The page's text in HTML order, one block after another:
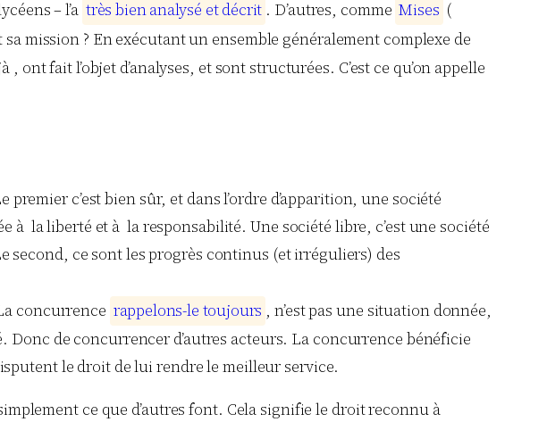
– l’a très bienanalysé etdécrit . D’autres, comme Mises (
mission ? En exécutant un ensemble généralement complexe de
fait l’objet d’analyses, et sont structurées. C’est ce qu’on appelle
c’est bien sûr, et dans l’ordre d’apparition, une société
à la liberté et à la responsabilité. Une société libre, c’est une société
second, ce sont les progrès continus (et irréguliers) des
concurrence rappelons-le toujours , n’est pas une situation donnée,
de concurrencer d’autres acteurs. La concurrence bénéficie
le droit de lui rendre le meilleur service.
ce que d’autres font. Cela signifie le droit reconnu à